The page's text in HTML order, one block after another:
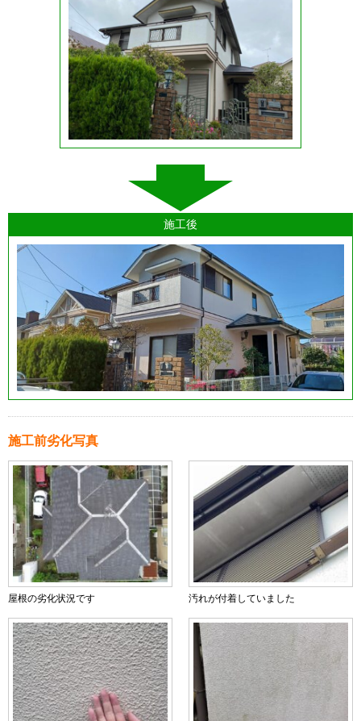
施工後
施工前劣化写真
屋根の劣化状況です 汚れが付着していました